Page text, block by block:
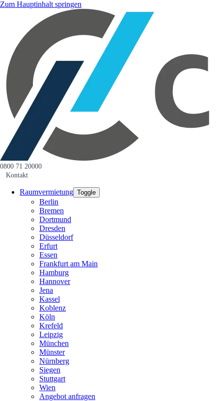
Zum Hauptinhalt springen
0800 71 20000
Kontakt
Raumvermietung Toggle
Berlin
Bremen
Dortmund
Dresden
Düsseldorf
Erfurt
Essen
Frankfurt am Main
Hamburg
Hannover
Jena
Kassel
Koblenz
Köln
Krefeld
Leipzig
München
Münster
Nürnberg
Siegen
Stuttgart
Wien
Angebot anfragen